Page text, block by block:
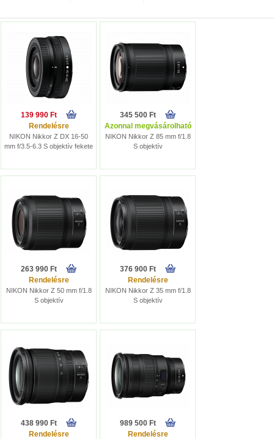
139 990 Ft
Rendelésre
NIKON Nikkor Z DX 16-50
mm f/3.5-6.3 S objektív fekete
345 500 Ft
Azonnal megvásárolható
NIKON Nikkor Z 85 mm f/1.8
S objektív
263 990 Ft
Rendelésre
NIKON Nikkor Z 50 mm f/1.8
S objektív
376 900 Ft
Rendelésre
NIKON Nikkor Z 35 mm f/1.8
S objektív
438 990 Ft
Rendelésre
989 500 Ft
Rendelésre